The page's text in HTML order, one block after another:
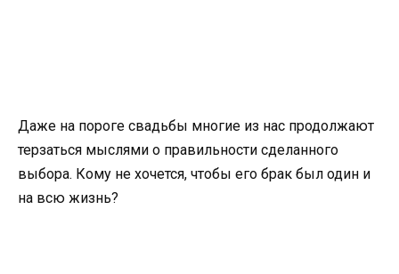
Даже на пороге свадьбы многие из нас продолжают
терзаться мыслями о правильности сделанного
выбора. Кому не хочется, чтобы его брак был один и
на всю жизнь?